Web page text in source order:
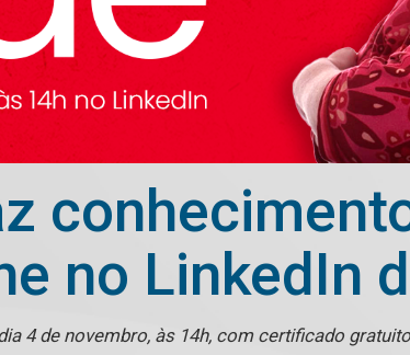
no LinkedIn
4 de novembro, às 14h, com certificado